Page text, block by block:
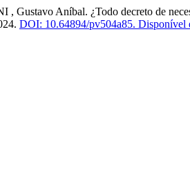
Aníbal. ¿Todo decreto de
DOI: 10.64894/pv504a85. Disponível